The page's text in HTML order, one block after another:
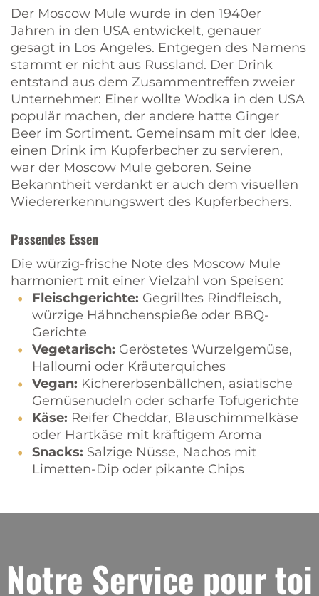
Der Moscow Mule wurde in den 1940er
Jahren in den USA entwickelt, genauer
gesagt in Los Angeles. Entgegen des Namens
stammt er nicht aus Russland. Der Drink
entstand aus dem Zusammentreffen zweier
Unternehmer: Einer wollte Wodka in den USA
populär machen, der andere hatte Ginger
Beer im Sortiment. Gemeinsam mit der Idee,
einen Drink im Kupferbecher zu servieren,
war der Moscow Mule geboren. Seine
Bekanntheit verdankt er auch dem visuellen
Wiedererkennungswert des Kupferbechers.
Passendes Essen
Die würzig-frische Note des Moscow Mule
harmoniert mit einer Vielzahl von Speisen:
Fleischgerichte: Gegrilltes Rindfleisch,
würzige Hähnchenspieße oder BBQ-
Gerichte
Vegetarisch: Geröstetes Wurzelgemüse,
Halloumi oder Kräuterquiches
Vegan: Kichererbsenbällchen, asiatische
Gemüsenudeln oder scharfe Tofugerichte
Käse: Reifer Cheddar, Blauschimmelkäse
oder Hartkäse mit kräftigem Aroma
Snacks: Salzige Nüsse, Nachos mit
Limetten-Dip oder pikante Chips
Notre Service pour toi